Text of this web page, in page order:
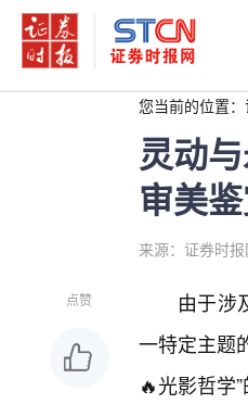
您当前的位置：
灵动
审美
来源：证券时报
点赞
由于涉
一特定主题
🔥光影哲学